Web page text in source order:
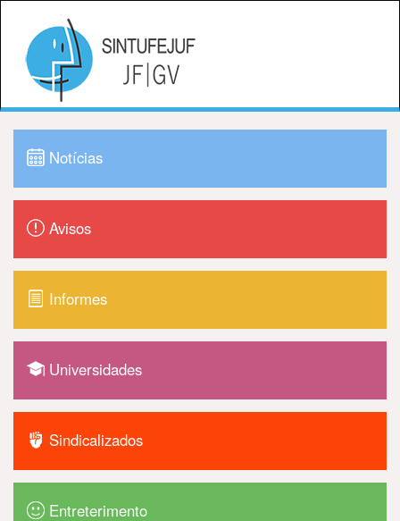
Notícias
Avisos
Informes
Universidades
Sindicalizados
Entreterimento